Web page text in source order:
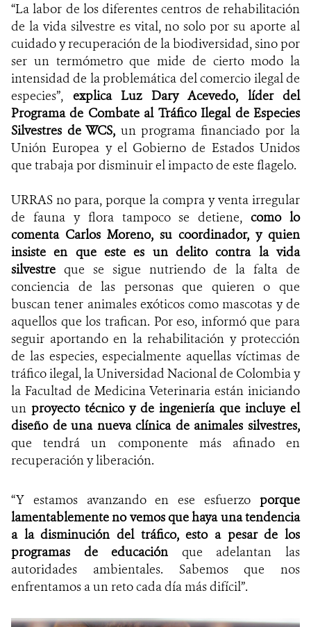
“La labor de los diferentes centros de rehabilitación
de la vida silvestre es vital, no solo por su aporte al
cuidado y recuperación de la biodiversidad, sino por
ser un termómetro que mide de cierto modo la
intensidad de la problemática del comercio ilegal de
especies”, explica Luz Dary Acevedo, líder del
Programa de Combate al Tráfico Ilegal de Especies
Silvestres de WCS, un programa financiado por la
Unión Europea y el Gobierno de Estados Unidos
que trabaja por disminuir el impacto de este flagelo.
URRAS no para, porque la compra y venta irregular
de fauna y flora tampoco se detiene,como lo
comenta Carlos Moreno, su coordinador, y quien
insiste en que este es un delito contra la vida
silvestre que se sigue nutriendo de la falta de
conciencia de las personas que quieren o que
buscan tener animales exóticos como mascotas y de
aquellos que los trafican. Por eso, informó que para
seguir aportando en la rehabilitación y protección
de las especies, especialmente aquellas víctimas de
tráfico ilegal, la Universidad Nacional de Colombia y
la Facultad de Medicina Veterinaria están iniciando
un proyecto técnico y de ingeniería que incluye el
diseño de una nueva clínica de animales silvestres,
que tendrá un componente más afinado en
recuperación y liberación.
“Y estamos avanzando en ese esfuerzo porque
lamentablemente no vemos que haya una tendencia
a la disminución del tráfico, esto a pesar de los
programas de educación que adelantan las
autoridades ambientales. Sabemos que nos
enfrentamos a un reto cada día más difícil”.